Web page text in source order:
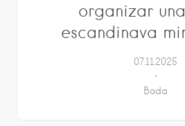
organizar
escandinava
07.11.2025
Boda